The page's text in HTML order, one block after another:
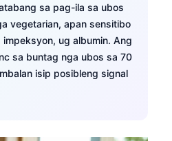
sa pag-ila sa ubos
vegetarian, apan sensitibo
ug albumin. Ang
sa buntag nga ubos sa 70
isip posibleng signal